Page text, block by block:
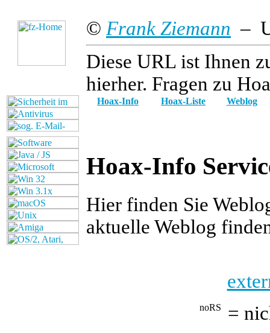
© Frank Ziemann –
Diese URL ist Ihnen
hierher. Fragen zu
Hoax-Info Hoax-Liste Weblog
Hoax-Info
Hier finden Sie
aktuelle Weblog
=